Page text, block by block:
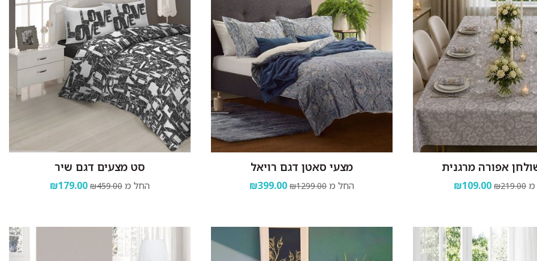
אפורה מרגנית
מ ₪219.00
₪109.00
מצעי סאטן דגם רויאל
החל מ ₪1299.00
₪399.00
סט מצעים דגם שיר
החל מ ₪459.00
₪179.00